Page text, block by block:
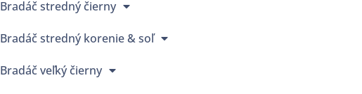
Bradáč stredný čierny
Bradáč stredný korenie & soľ
Bradáč veľký čierny